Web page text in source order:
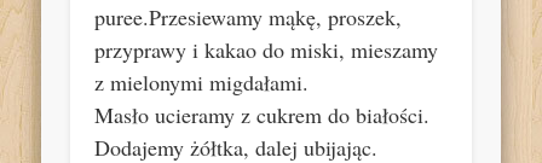
puree.Przesiewamy mąkę, proszek,
przyprawy i kakao do miski, mieszamy
z mielonymi migdałami.
Masło ucieramy z cukrem do białości.
Dodajemy żółtka, dalej ubijając.